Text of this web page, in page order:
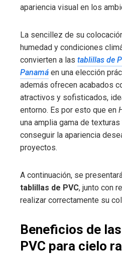
apariencia visual en los
La sencillez de su
humedad y condiciones
convierten a las tablillas de
Panamá en una elección
además ofrecen acabados
atractivos y sofisticados,
entorno. Es por esto que en
una amplia gama de
conseguir la apariencia
proyectos.
A continuación, se
tablillas de PVC, junto con
realizar correctamente su
Beneficios de
PVC para cielo